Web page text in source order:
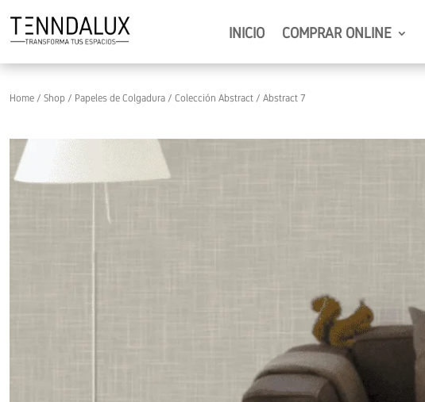
INICIO COMPRAR ONLINE
Home / Shop / Papeles de Colgadura / Colección Abstract / Abstract 7